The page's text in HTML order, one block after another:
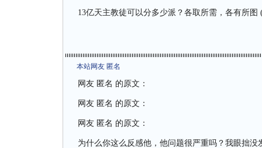
13亿天主教徒可以分多少派？各取所需，各有所图
本站网友 匿名
网友 匿名 的原文：
网友 匿名 的原文：
网友 匿名 的原文：
为什么你这么反感他，他问题很严重吗？我眼拙没